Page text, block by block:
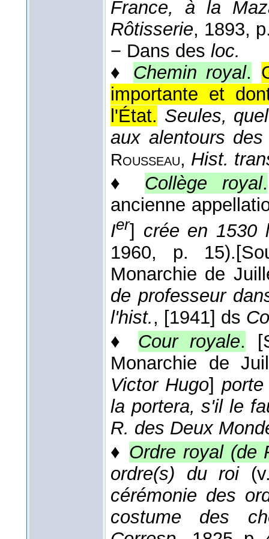
France, à la
Rôtisserie, 1893,
− Dans des loc.
♦ Chemin royal.
importante et
l'État. Seules,
aux alentours
Rousseau, Hist.
♦ Collège royal.
ancienne
Ier] crée en 1530
1960, p. 15).
Monarchie de
de professeur
l'hist., [1941] ds
♦ Cour royale.
Monarchie de
Victor Hugo]
la portera, s'il le
R. des Deux
♦ Ordre royal (de
ordre(s) du roi
cérémonie des
costume des